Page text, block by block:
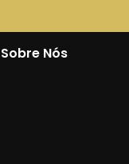
Sobre Nós